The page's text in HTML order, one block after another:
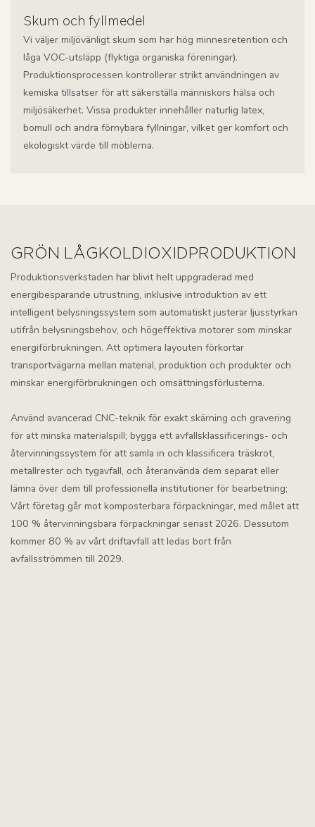
Skum och fyllmedel
Vi väljer miljövänligt skum som har hög minnesretention och
låga VOC-utsläpp (flyktiga organiska föreningar).
Produktionsprocessen kontrollerar strikt användningen av
kemiska tillsatser för att säkerställa människors hälsa och
miljösäkerhet. Vissa produkter innehåller naturlig latex,
bomull och andra förnybara fyllningar, vilket ger komfort och
ekologiskt värde till möblerna.
GRÖN LÅGKOLDIOXIDPRODUKTION
Produktionsverkstaden har blivit helt uppgraderad med
energibesparande utrustning, inklusive introduktion av ett
intelligent belysningssystem som automatiskt justerar ljusstyrkan
utifrån belysningsbehov, och högeffektiva motorer som minskar
energiförbrukningen. Att optimera layouten förkortar
transportvägarna mellan material, produktion och produkter och
minskar energiförbrukningen och omsättningsförlusterna.
Använd avancerad CNC-teknik för exakt skärning och gravering
för att minska materialspill; bygga ett avfallsklassificerings- och
återvinningssystem för att samla in och klassificera träskrot,
metallrester och tygavfall, och återanvända dem separat eller
lämna över dem till professionella institutioner för bearbetning;
Vårt företag går mot komposterbara förpackningar, med målet att
100 % återvinningsbara förpackningar senast 2026. Dessutom
kommer 80 % av vårt driftavfall att ledas bort från
avfallsströmmen till 2029.